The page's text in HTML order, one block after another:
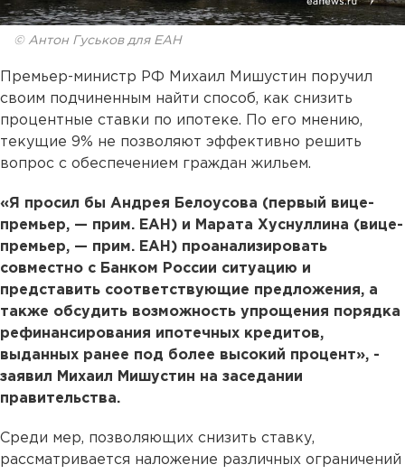
© Антон Гуськов для ЕАН
Премьер-министр РФ Михаил Мишустин поручил
своим подчиненным найти способ, как снизить
процентные ставки по ипотеке. По его мнению,
текущие 9% не позволяют эффективно решить
вопрос с обеспечением граждан жильем.
«Я просил бы Андрея Белоусова (первый вице-
премьер, — прим. ЕАН) и Марата Хуснуллина (вице-
премьер, — прим. ЕАН) проанализировать
совместно с Банком России ситуацию и
представить соответствующие предложения, а
также обсудить возможность упрощения порядка
рефинансирования ипотечных кредитов,
выданных ранее под более высокий процент», -
заявил Михаил Мишустин на заседании
правительства.
Среди мер, позволяющих снизить ставку,
рассматривается наложение различных ограничений